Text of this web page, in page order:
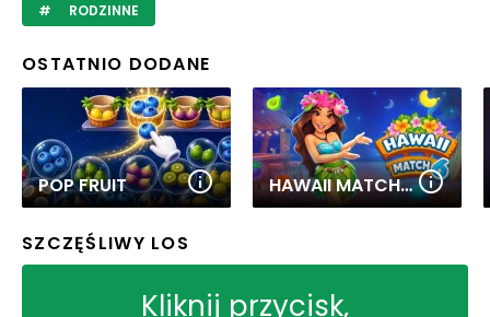
RODZINNE
OSTATNIO DODANE
POP FRUIT HAWAII MATCH 6
SZCZĘŚLIWY LOS
Kliknij przycisk,